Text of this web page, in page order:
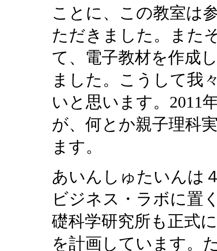
ことに、この教室は
ただきました。また
て、電子教材を作成
ました。こうして我
いと思います。2011
が、何とか親子理科
ます。
あいんしゅたいんは
ビジネス・ラボに置
礎科学研究所も正式
を計画しています。